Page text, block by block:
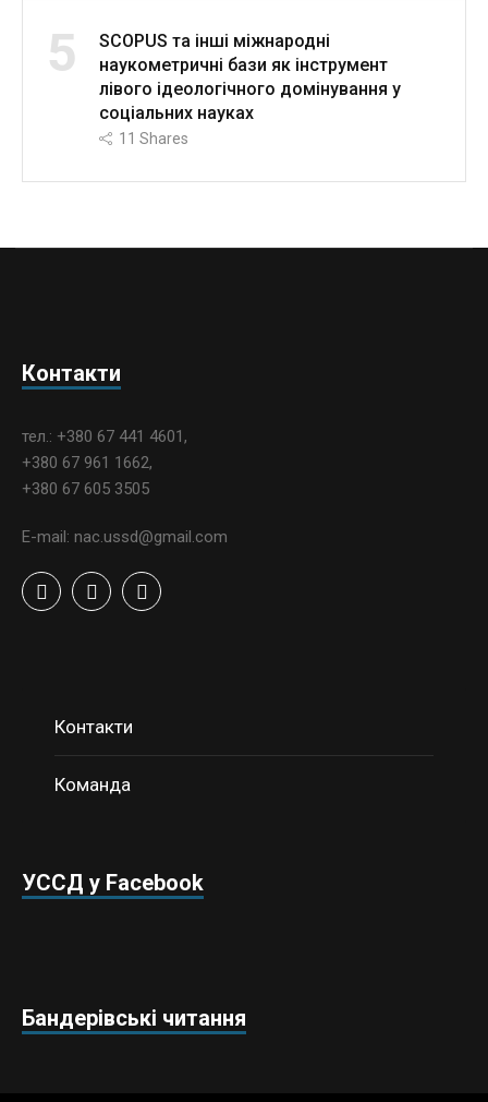
5
SCOPUS та інші міжнародні
наукометричні бази як інструмент
лівого ідеологічного домінування у
соціальних науках
11 Shares
Контакти
тел.: +380 67 441 4601,
+380 67 961 1662,
+380 67 605 3505
E-mail: nac.ussd@gmail.com
Контакти
Команда
УССД у Facebook
Бандерівські читання